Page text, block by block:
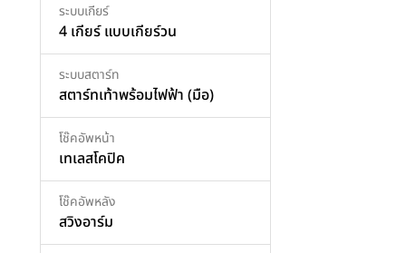
ระบบเกียร์
4 เกียร์ แบบเกียร์วน
ระบบสตาร์ท
สตาร์ทเท้าพร้อมไฟฟ้า (มือ)
โช๊คอัพหน้า
เทเลสโคปิค
โช๊คอัพหลัง
สวิงอาร์ม